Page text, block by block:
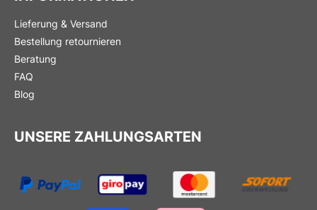
Lieferung & Versand
Bestellung retournieren
Beratung
FAQ
Blog
UNSERE ZAHLUNGSARTEN